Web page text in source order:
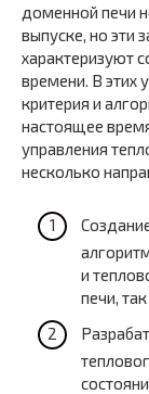
доменной печи
выпуске, но эти
характеризуют
времени. В этих
критерия и
настоящее
управления
несколько
и
печи,